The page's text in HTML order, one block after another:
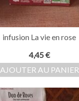
infusion La vie en rose
4,45€
AJOUTER AU PANIER